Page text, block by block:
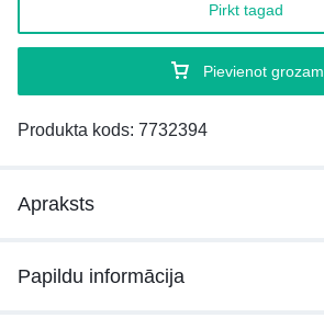
Pievienot grozam
Pirkt tagad
Produkta kods: 7732394
Apraksts
Papildu informācija